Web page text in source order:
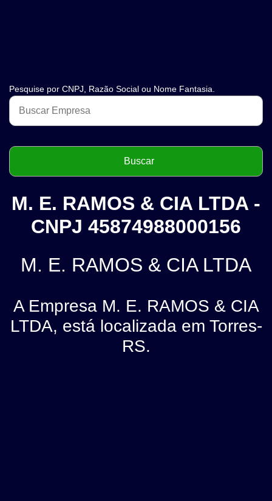
Pesquise por CNPJ, Razão Social ou Nome Fantasia.
M. E. RAMOS & CIA LTDA -
CNPJ 45874988000156
M. E. RAMOS & CIA LTDA
A Empresa M. E. RAMOS & CIA
LTDA, está localizada em Torres-
RS.